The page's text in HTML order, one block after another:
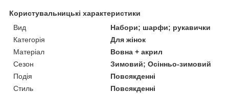
Користувальницькі характеристики
Вид
Набори; шарфи; рукавички
Категорія
Для жінок
Матеріал
Вовна + акрил
Сезон
Зимовий; Осінньо-зимовий
Подія
Повсякденні
Стиль
Повсякденні